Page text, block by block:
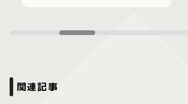
関連記事